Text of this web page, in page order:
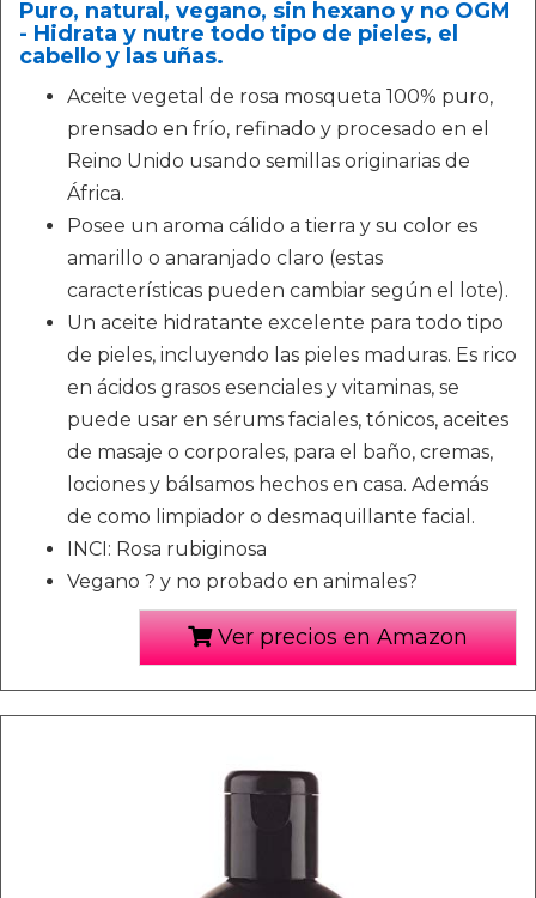
Puro, natural, vegano, sin hexano y no OGM
- Hidrata y nutre todo tipo de pieles, el
cabello y las uñas.
Aceite vegetal de rosa mosqueta 100% puro,
prensado en frío, refinado y procesado en el
Reino Unido usando semillas originarias de
África.
Posee un aroma cálido a tierra y su color es
amarillo o anaranjado claro (estas
características pueden cambiar según el lote).
Un aceite hidratante excelente para todo tipo
de pieles, incluyendo las pieles maduras. Es rico
en ácidos grasos esenciales y vitaminas, se
puede usar en sérums faciales, tónicos, aceites
de masaje o corporales, para el baño, cremas,
lociones y bálsamos hechos en casa. Además
de como limpiador o desmaquillante facial.
INCI: Rosa rubiginosa
Vegano ? y no probado en animales?
Ver precios en Amazon